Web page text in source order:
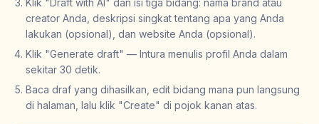
creator Anda, deskripsi singkat tentang apa yang Anda
lakukan (opsional), dan website Anda (opsional).
Klik "Generate draft" — Intura menulis profil Anda dalam
sekitar 30 detik.
Baca draf yang dihasilkan, edit bidang mana pun langsung
di halaman, lalu klik "Create" di pojok kanan atas.